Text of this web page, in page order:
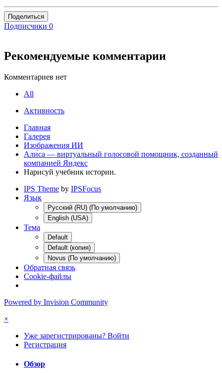
Поделиться
Подписчики 0
Рекомендуемые комментарии
Комментариев нет
All
Активность
Главная
Галерея
Изображения ИИ
Али́са — виртуальный голосовой помощник, созданный
компанией Яндекс
Нарисуй учебник истории.
IPS Theme by IPSFocus
Язык
Русский (RU) (По умолчанию)
English (USA)
Тема
Default
Default (копия)
Novus (По умолчанию)
Обратная связь
Cookie-файлы
Powered by Invision Community
×
Уже зарегистрированы? Войти
Регистрация
Обзор